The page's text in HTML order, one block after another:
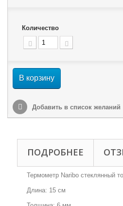
Количество
В корзину
Добавить в список желаний
ПОДРОБНЕЕ
Термометр Naribo стеклянный
Длина: 15 см